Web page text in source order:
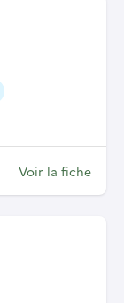
Voir la fiche